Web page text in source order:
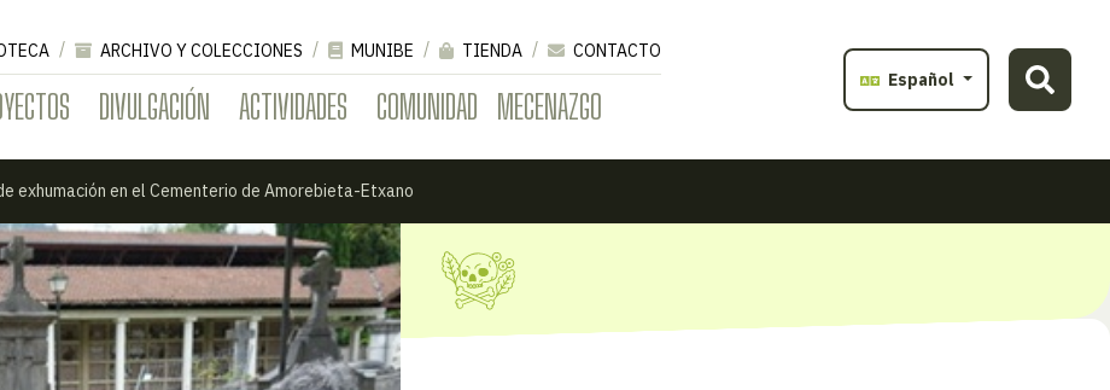
DIVULGACIÓN ACTIVIDADES COMUNIDAD MECENAZGO
ARCHIVO Y COLECCIONES MUNIBE TIENDA
CONTACTO
Español
exhumación en el Cementerio de Amorebieta-Etxano